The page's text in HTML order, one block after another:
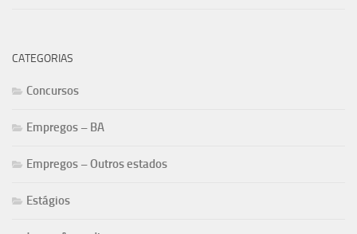
CATEGORIAS
Concursos
Empregos – BA
Empregos – Outros estados
Estágios